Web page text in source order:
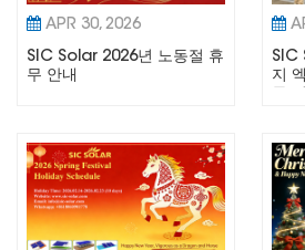
APR 30, 2026
SIC Solar 2026년 노동절 휴
무 안내
SIC
지